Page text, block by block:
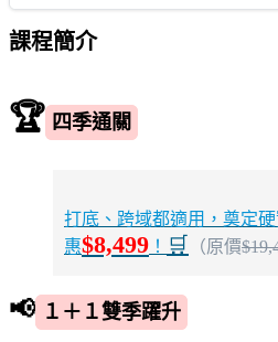
課程簡介
🏆 四季通關
打底、跨域都適用，奠定
惠$8,499 ！ 🛒 （原價
📢 １＋１雙季躍升